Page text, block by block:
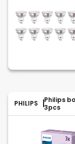
PHILIPS
Philips
3pcs